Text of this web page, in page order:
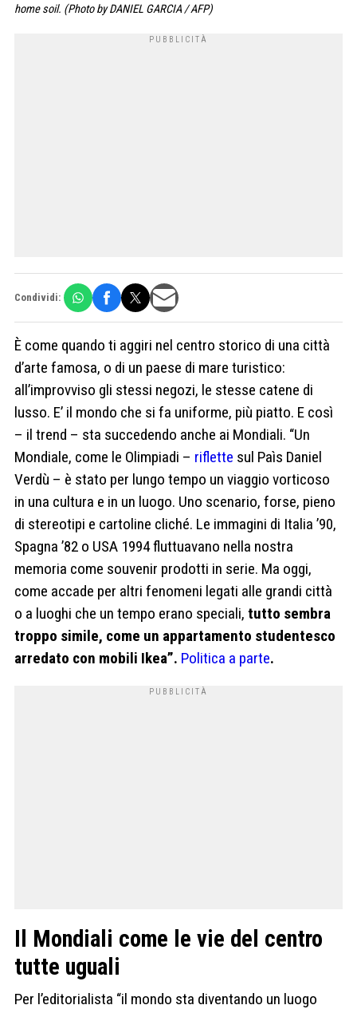
home soil. (Photo by DANIEL GARCIA / AFP)
Condividi:
È come quando ti aggiri nel centro storico di una città
d’arte famosa, o di un paese di mare turistico:
all’improvviso gli stessi negozi, le stesse catene di
lusso. E’ il mondo che si fa uniforme, più piatto. E così
– il trend – sta succedendo anche ai Mondiali. “Un
Mondiale, come le Olimpiadi – riflette sul Paìs Daniel
Verdù – è stato per lungo tempo un viaggio vorticoso
in una cultura e in un luogo. Uno scenario, forse, pieno
di stereotipi e cartoline cliché. Le immagini di Italia ’90,
Spagna ’82 o USA 1994 fluttuavano nella nostra
memoria come souvenir prodotti in serie. Ma oggi,
come accade per altri fenomeni legati alle grandi città
o a luoghi che un tempo erano speciali, tutto sembra
troppo simile, come un appartamento studentesco
arredato con mobili Ikea”. Politica a parte.
Il Mondiali come le vie del centro
tutte uguali
Per l’editorialista “il mondo sta diventando un luogo